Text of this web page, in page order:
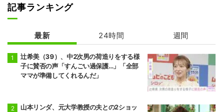
記事ランキング
最新 24時間 週間
辻希美（39）、中2次男の荷造りをする様
子に賛否の声「すんごい過保護…」「全部
ママが準備してくれるんだ」
山本リンダ、元大学教授の夫との2ショッ